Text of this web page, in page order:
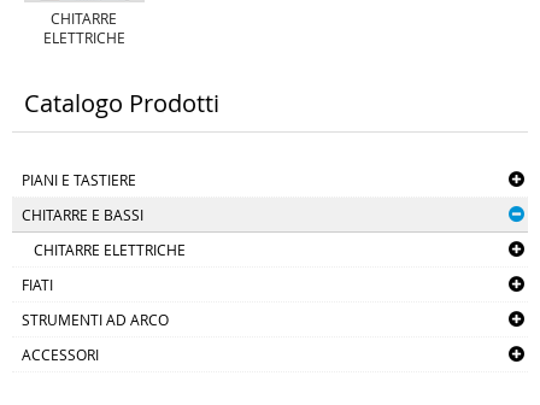
CHITARRE
ELETTRICHE
Catalogo Prodotti
PIANI E TASTIERE
CHITARRE E BASSI
CHITARRE ELETTRICHE
FIATI
STRUMENTI AD ARCO
ACCESSORI